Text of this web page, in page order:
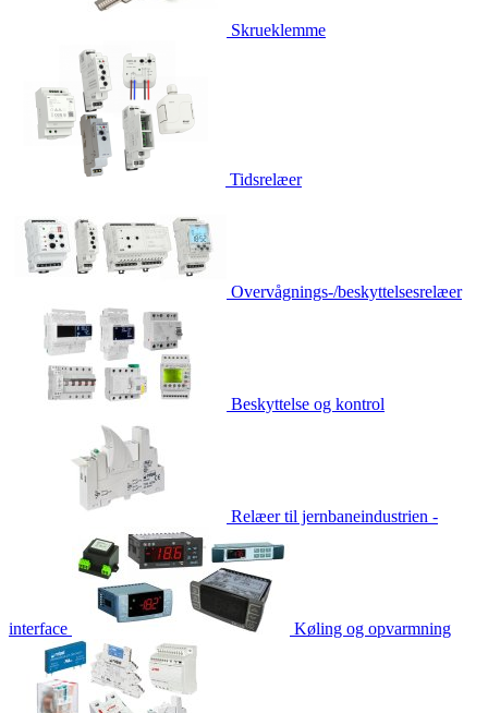
Skrueklemme
Tidsrelæer
Overvågnings-/beskyttelsesrelæer
Beskyttelse og kontrol
Relæer til jernbaneindustrien -
interface Køling og opvarmning